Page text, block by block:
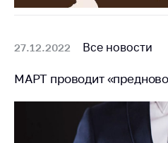
факта нарушения
нарушения
антимонопольного
законодательства
Предостережения и
27.12.2022 Все новости
МАРТ проводит